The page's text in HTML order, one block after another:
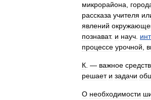
микрорайона
рассказа учителя
явлений
познават. и науч
процессе урочной
К . — важное
решает и задачи
О необходимости